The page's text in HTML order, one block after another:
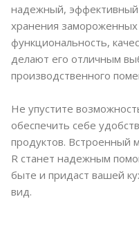
надежный,
хранения замороженных
функциональность,
делают его отличным
производственного
Не упустите
обеспечить себе
продуктов. Встроенный
R станет надежным
быте и придаст вашей
вид.